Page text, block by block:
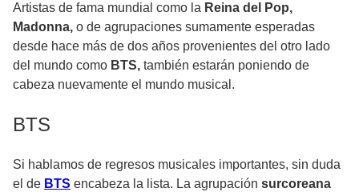
Artistas de fama mundial como la Reina del Pop,
Madonna, o de agrupaciones sumamente esperadas
desde hace más de dos años provenientes del otro lado
del mundo como BTS, también estarán poniendo de
cabeza nuevamente el mundo musical.
BTS
Si hablamos de regresos musicales importantes, sin duda
el de BTS encabeza la lista. La agrupación surcoreana